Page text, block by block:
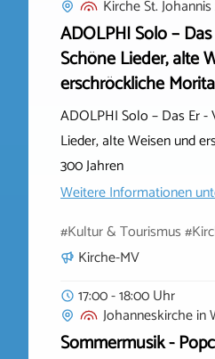
Kirche St.
ADOLPHI Solo –
Schöne Lieder, alte
erschröckliche
ADOLPHI Solo – Das Er
Lieder, alte Weisen und
300 Jahren
Weitere Informationen
#Kultur & Tourismus
Kirche-MV
17:00 - 18:00 Uhr
Johanneskirchein
Sommermusik -